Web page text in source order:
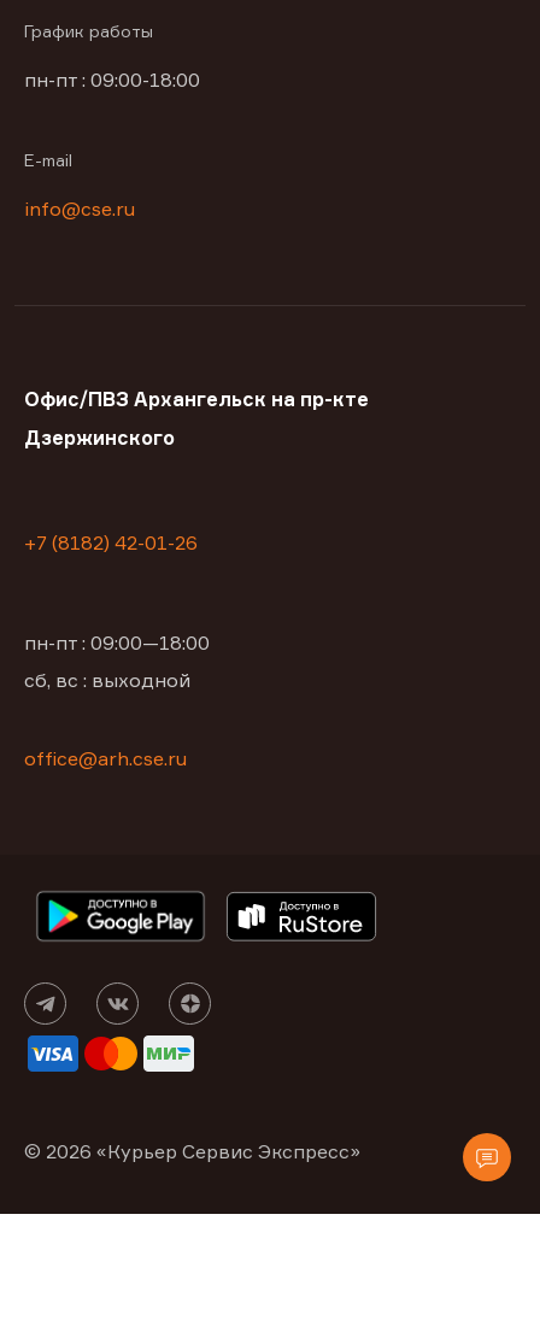
График работы
пн-пт : 09:00-18:00
E-mail
info@cse.ru
Офис/ПВЗ Архангельск на пр-кте
Дзержинского
+7 (8182) 42-01-26
пн-пт : 09:00—18:00
сб, вс : выходной
office@arh.cse.ru
© 2026 «Курьер Сервис Экспресс»